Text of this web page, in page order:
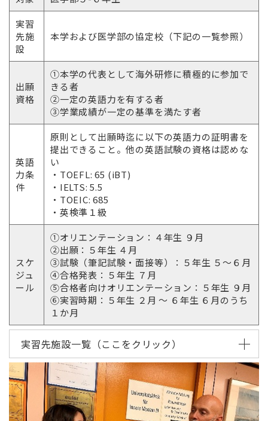
実習
先施
設
本学および医学部の協定校（下記の一覧参照）
出願
資格
①本学の代表として海外研修に積極的に参加で
きる者
②一定の英語力を有する者
③学業成績が一定の基準を満たす者
英語
力条
件
原則として出願時迄に以下の英語力の証明書を
提出できること。他の英語試験の資格は認めな
い
・TOEFL: 65 (iBT)
・IELTS: 5.5
・TOEIC: 685
・英検準１級
スケ
ジュ
ール
①オリエンテーション：４年生 ９月
②出願：５年生 ４月
③試験（筆記試験・面接等）：５年生 ５～６月
④合格発表：５年生 ７月
⑤合格者向けオリエンテーション：５年生 ９月
⑥実習時期：５年生 ２月 ～ ６年生 ６月のうち
１か月
実習先施設一覧（ここをクリック）